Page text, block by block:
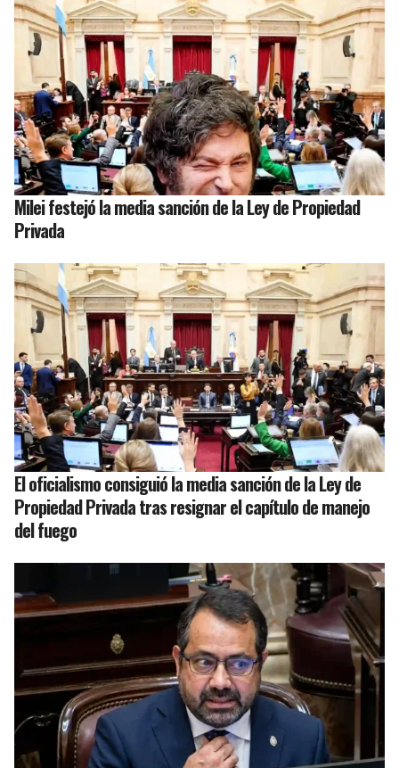
Milei festejó la media sanción de la Ley de Propiedad
Privada
El oficialismo consiguió la media sanción de la Ley de
Propiedad Privada tras resignar el capítulo de manejo
del fuego